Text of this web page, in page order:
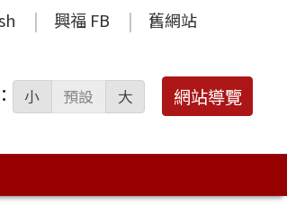
興福 FB 舊網站
小 預設 大 網站導覽